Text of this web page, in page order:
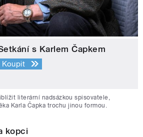
s Karlem Čapkem
Koupit
literární nadsázkou spisovatele,
Karla Čapka trochu jinou formou.
kopci